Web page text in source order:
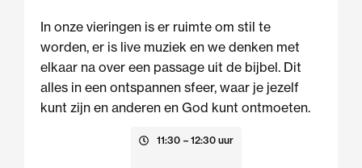
In onze vieringen is er ruimte om stil te
worden, er is live muziek en we denken met
elkaar na over een passage uit de bijbel. Dit
alles in een ontspannen sfeer, waar je jezelf
kunt zijn en anderen en God kunt ontmoeten.
11:30 – 12:30 uur